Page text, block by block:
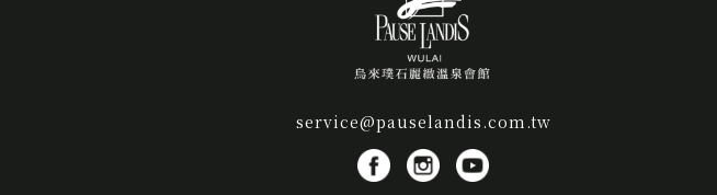
service@pauselandis.com.tw